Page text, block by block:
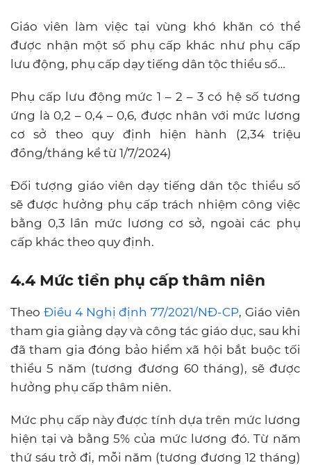
Giáo viên làm việc tại vùng khó khăn có thể
được nhận một số phụ cấp khác như phụ cấp
lưu động, phụ cấp dạy tiếng dân tộc thiểu số…
Phụ cấp lưu động mức 1 – 2 – 3 có hệ số tương
ứng là 0,2 – 0,4 – 0,6, được nhân với mức lương
cơ sở theo quy định hiện hành (2,34 triệu
đồng/tháng kể từ 1/7/2024)
Đối tượng giáo viên dạy tiếng dân tộc thiểu số
sẽ được hưởng phụ cấp trách nhiệm công việc
bằng 0,3 lần mức lương cơ sở, ngoài các phụ
cấp khác theo quy định.
4.4 Mức tiền phụ cấp thâm niên
Theo Điều 4 Nghị định 77/2021/NĐ-CP, Giáo viên
tham gia giảng dạy và công tác giáo dục, sau khi
đã tham gia đóng bảo hiểm xã hội bắt buộc tối
thiểu 5 năm (tương đương 60 tháng), sẽ được
hưởng phụ cấp thâm niên.
Mức phụ cấp này được tính dựa trên mức lương
hiện tại và bằng 5% của mức lương đó. Từ năm
thứ sáu trở đi, mỗi năm (tương đương 12 tháng)